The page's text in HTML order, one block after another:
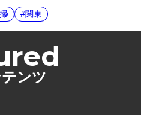
関東
ンツ